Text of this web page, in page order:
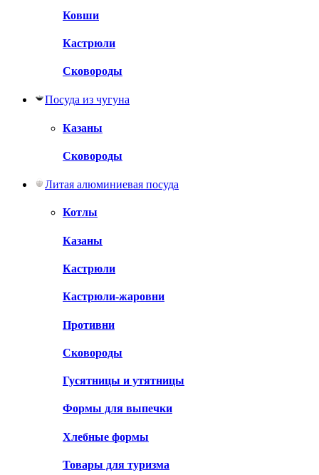
Ковши
Кастрюли
Сковороды
Посуда из чугуна
Казаны
Сковороды
Литая алюминиевая посуда
Котлы
Казаны
Кастрюли
Кастрюли-жаровни
Противни
Сковороды
Гусятницы и утятницы
Формы для выпечки
Хлебные формы
Товары для туризма